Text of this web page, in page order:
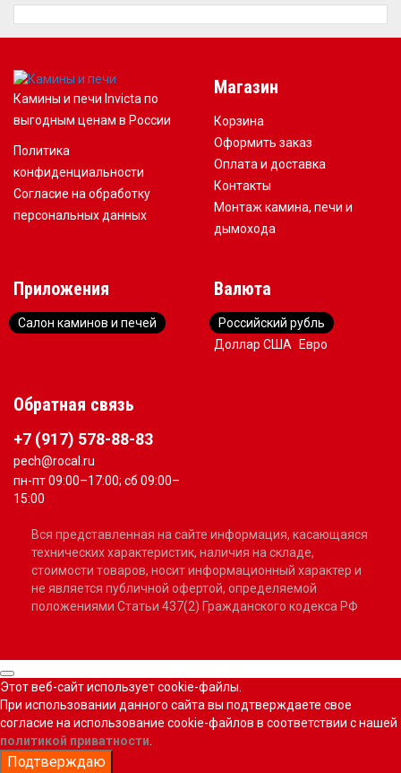
Камины и печи Invicta по
выгодным ценам в России
Политика
конфиденциальности
Согласие на обработку
персональных данных
Магазин
Корзина
Оформить заказ
Оплата и доставка
Контакты
Монтаж камина, печи и
дымохода
Приложения
Салон каминов и печей
Валюта
Российский рубль
Доллар США
Евро
Обратная связь
+7 (917) 578-88-83
pech@rocal.ru
пн-пт 09:00–17:00; сб 09:00–
15:00
Вся представленная на сайте информация, касающаяся
технических характеристик, наличия на складе,
стоимости товаров, носит информационный характер и
не является публичной офертой, определяемой
положениями Статьи 437(2) Гражданского кодекса РФ
Этот веб-сайт использует cookie-файлы.
При использовании данного сайта вы подтверждаете свое
согласие на использование cookie-файлов в соответствии с нашей
политикой приватности
Подтверждаю